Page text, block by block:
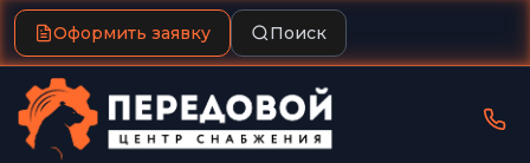
Оформить заявку Поиск